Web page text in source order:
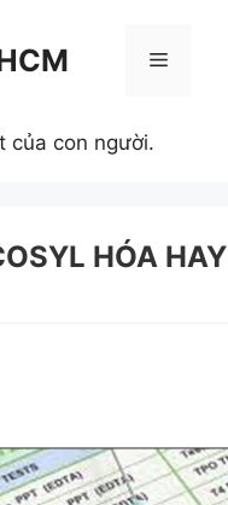
Menu
của con người.
HÓA HAY